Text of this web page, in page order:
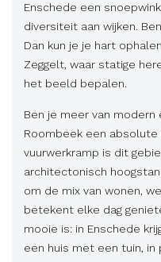
Enschede een
diversiteit aan wijken.
Dan kun je je hart
Zeggelt, waar statige
het beeld bepalen.
Ben je meer van modern
Roombeek een
vuurwerkramp is dit
architectonisch
om de mix van wonen,
betekent elke dag
mooie is: in Enschede
een huis met een tuin, in